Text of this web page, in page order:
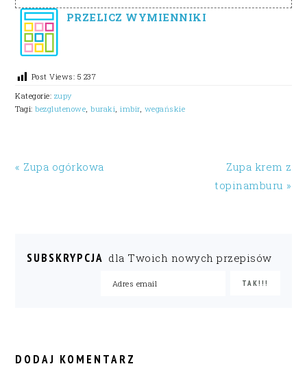
PRZELICZ WYMIENNIKI
Post Views: 5 237
Kategorie: zupy
Tagi:bezglutenowe ,buraki ,imbir, wegańskie
« Zupa ogórkowa
Zupa krem z
topinamburu »
SUBSKRYPCJA dla Twoich nowych przepisów
INTERACTIONS
DODAJ KOMENTARZ